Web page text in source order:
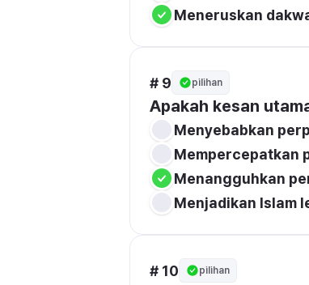
Meneruskan
# 9 pilihan
Apakah kesan
Menyebabkan
Mempercepatkan
Menangguhkan
Menjadikan Islam
# 10 pilihan